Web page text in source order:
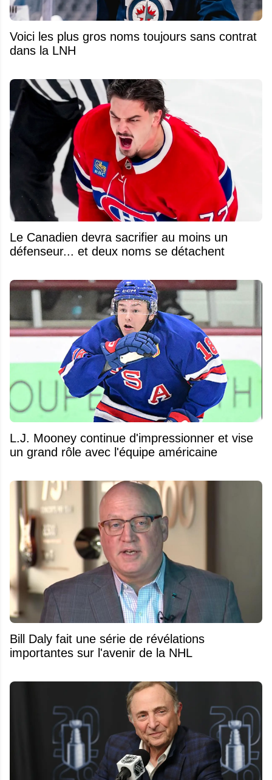
Voici les plus gros noms toujours sans contrat
dans la LNH
Le Canadien devra sacrifier au moins un
défenseur... et deux noms se détachent
L.J. Mooney continue d'impressionner et vise
un grand rôle avec l'équipe américaine
Bill Daly fait une série de révélations
importantes sur l'avenir de la NHL